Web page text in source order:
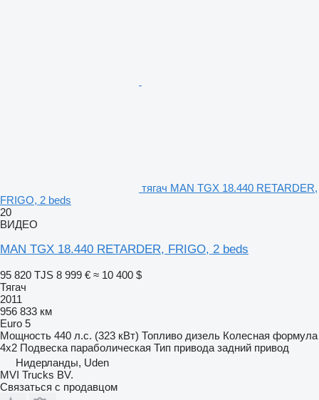
тягач MAN TGX 18.440 RETARDER,
FRIGO, 2 beds
20
ВИДЕО
MAN TGX 18.440 RETARDER, FRIGO, 2 beds
95 820 TJS 8 999 € ≈ 10 400 $
Тягач
2011
956 833 км
Euro 5
Мощность 440 л.с. (323 кВт) Топливо дизель Колесная формула
4x2 Подвеска параболическая Тип привода задний привод
Нидерланды, Uden
MVI Trucks BV.
Связаться с продавцом